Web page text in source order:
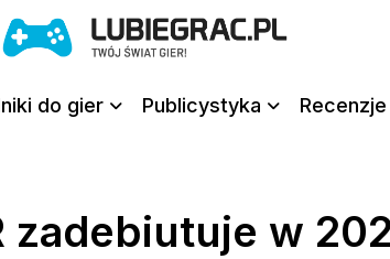
do gier Publicystyka
zadebiutuje w